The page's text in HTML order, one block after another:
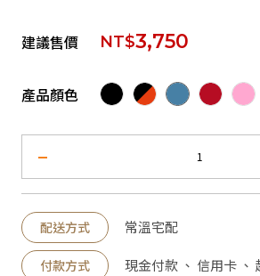
建議售價 NT$3,750
產品顏色
配送方式 常溫宅配
付款方式 現金付款 、 信用卡 、